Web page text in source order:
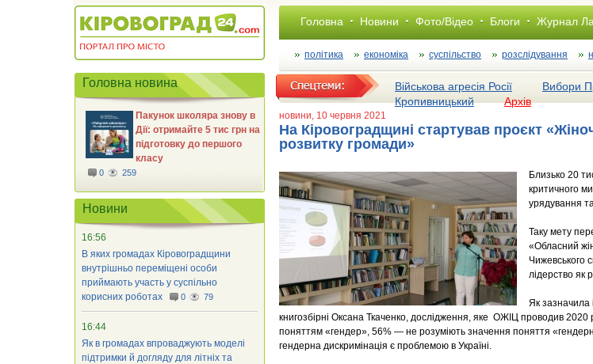
Головна Новини Фото/Відео Блоги Журнал
політика економіка суспільство розслiдування
Військова агресія Росії Вибори
Кропивницький
Архів
новини, 10 червня 2021
На Кіровоградщині стартував проєкт
розвитку громади»
Близько 20
критичного
урядування
Таку мету
«Обласний
Чижевського
лідерство як
Як зазначила
книгозбірні Оксана Ткаченко, дослідження, яке ОЖІЦ проводив
поняттям «гендер», 56% — не розуміють значення поняття
гендерна дискримінація є проблемою в Україні.
Головна новина
Пакунок школяра знову в
Дії: отримайте 5 тис грн на
підготовку до першого
класу
0 259
Новини
16:56
В яких громадах Кіровоградщини
внутрішньо переміщені особи
приймають участь у суспільно
корисних роботах
0 79
16:44
Як в громадах впроваджують моделі
підтримки й догляду для літніх та